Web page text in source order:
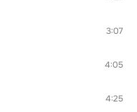
3:07
4:05
4:25